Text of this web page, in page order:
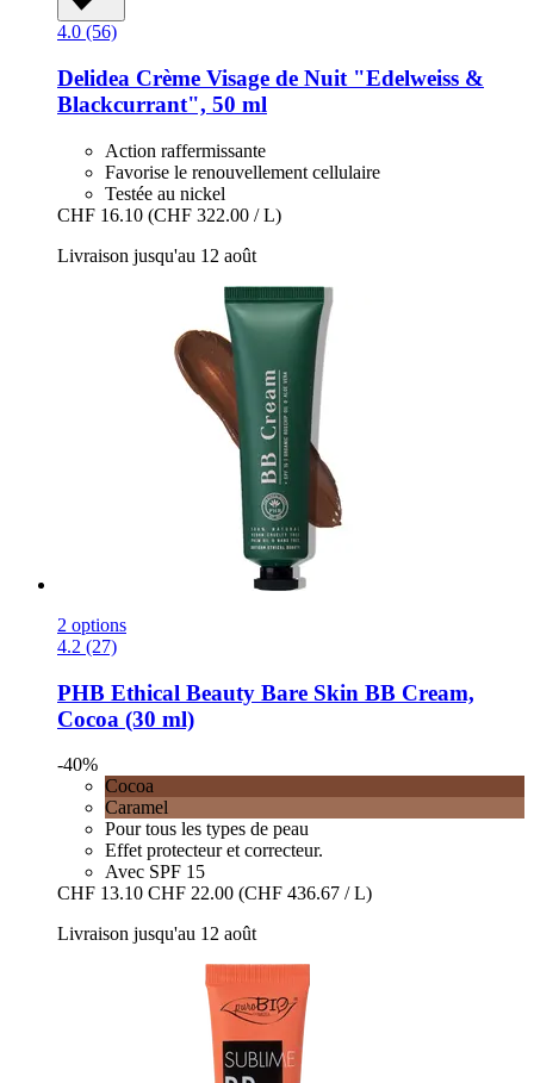
4.0 (56)
Delidea Crème Visage de Nuit "Edelweiss &
Blackcurrant", 50 ml
Action raffermissante
Favorise le renouvellement cellulaire
Testée au nickel
CHF 16.10 (CHF 322.00 / L)
Livraison jusqu'au 12 août
2 options
4.2 (27)
PHB Ethical Beauty Bare Skin BB Cream,
Cocoa (30 ml)
-40%
Cocoa
Caramel
Pour tous les types de peau
Effet protecteur et correcteur.
Avec SPF 15
CHF 13.10 CHF 22.00 (CHF 436.67 / L)
Livraison jusqu'au 12 août